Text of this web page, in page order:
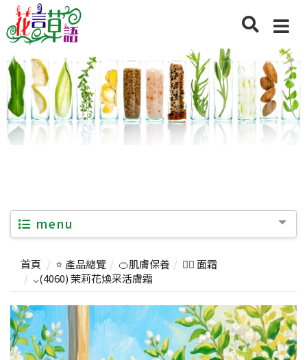
menu
首頁 ⭐ 產品總覽 🍊肌膚保養
💆‍♀️ 面霜
⌵(4060) 茉莉花煥采活膚霜